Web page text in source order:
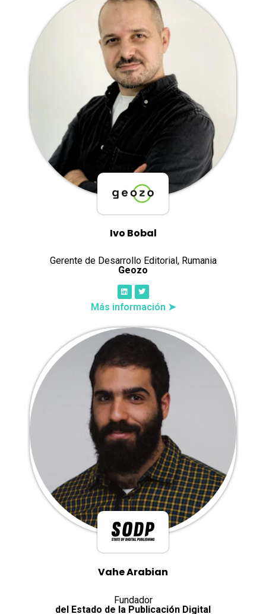
Ivo Bobal
Gerente de Desarrollo Editorial, Rumania
Geozo
Más información ➤
Vahe Arabian
Fundador
del Estado de la Publicación Digital